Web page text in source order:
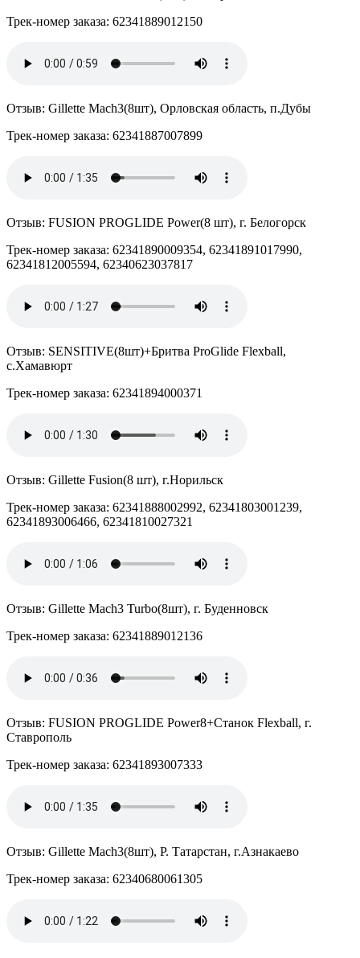
Трек-номер заказа: 62341889012150
Отзыв: Gillette Mach3(8шт), Орловская область, п.Дубы
Трек-номер заказа: 62341887007899
Отзыв: FUSION PROGLIDE Power(8 шт), г. Белогорск
Трек-номер заказа: 62341890009354, 62341891017990,
62341812005594, 62340623037817
Отзыв: SENSITIVE(8шт)+Бритва ProGlide Flexball,
с.Хамавюрт
Трек-номер заказа: 62341894000371
Отзыв: Gillette Fusion(8 шт), г.Норильск
Трек-номер заказа: 62341888002992, 62341803001239,
62341893006466, 62341810027321
Отзыв: Gillette Mach3 Turbo(8шт), г. Буденновск
Трек-номер заказа: 62341889012136
Отзыв: FUSION PROGLIDE Power8+Станок Flexball, г.
Ставрополь
Трек-номер заказа: 62341893007333
Отзыв: Gillette Mach3(8шт), Р. Татарстан, г.Азнакаево
Трек-номер заказа: 62340680061305